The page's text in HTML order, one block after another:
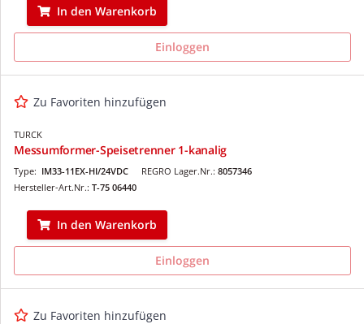
In den Warenkorb
Einloggen
Zu Favoriten hinzufügen
TURCK
Messumformer-Speisetrenner 1-kanalig
REGRO Lager.Nr.: 8057346
Type: IM33-11EX-HI/24VDC
Hersteller-Art.Nr.: T-75 06440
In den Warenkorb
Einloggen
Zu Favoriten hinzufügen